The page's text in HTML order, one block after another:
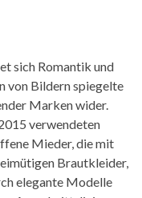
sich Romantik und
von Bildern spiegelte
Marken wider.
verwendeten
Mieder, die mit
Brautkleider,
elegante Modelle